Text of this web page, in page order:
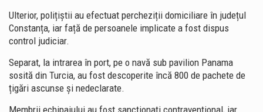
Ulterior, polițiștii au efectuat percheziții domiciliare în județul
Constanța, iar față de persoanele implicate a fost dispus
control judiciar.
Separat, la intrarea în port, pe o navă sub pavilion Panama
sosită din Turcia, au fost descoperite încă 800 de pachete de
țigări ascunse și nedeclarate.